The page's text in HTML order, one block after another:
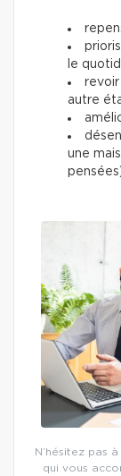
le
revoir
autre
une
N’hésitez pas
qui vous